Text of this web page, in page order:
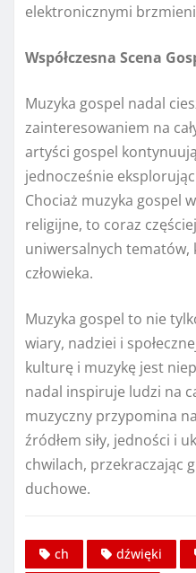
elektronicznymi
Współczesna Scena
Muzyka gospel nadal
zainteresowaniem na
artyści gospel
jednocześnie
Chociaż muzyka gospel
religijne, to coraz
uniwersalnych tematów,
człowieka.
Muzyka gospel to nie
wiary, nadziei i
kulturę i muzykę jest
nadal inspiruje ludzi na
muzyczny przypomina
źródłem siły, jedności i
chwilach, przekraczając
duchowe.
ch dźwięki